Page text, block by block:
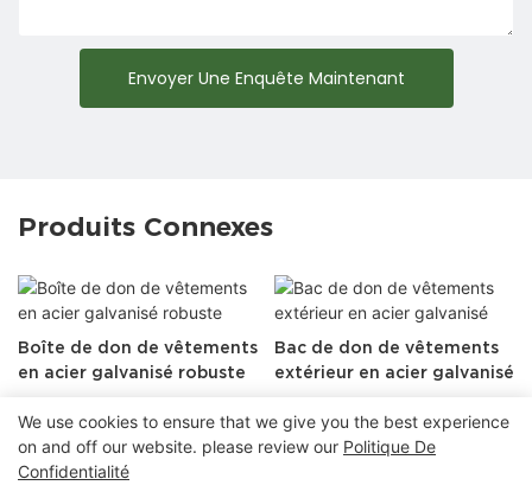
Envoyer Une Enquête Maintenant
Produits Connexes
Boîte de don de vêtements
en acier galvanisé robuste
Bac de don de vêtements
extérieur en acier galvanisé
Droits d'auteur © 2025 Chongqing Arlau Civic Equipment
We use cookies to ensure that we give you the best experience
on and off our website. please review our Politique De
Confidentialité